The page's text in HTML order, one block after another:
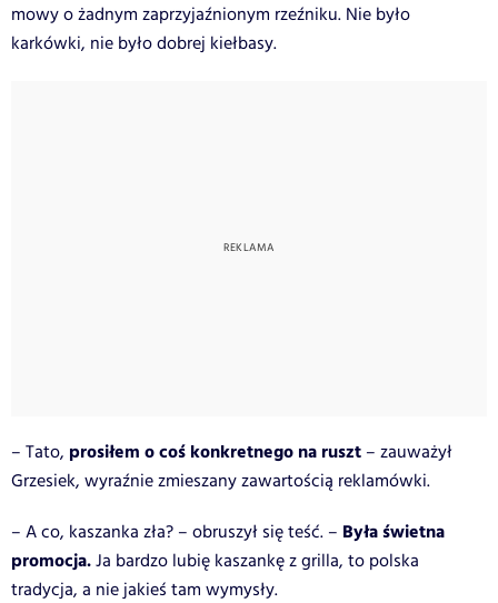
mowy o żadnym zaprzyjaźnionym rzeźniku. Nie było
karkówki, nie było dobrej kiełbasy.
– Tato, prosiłem o coś konkretnego na ruszt – zauważył
Grzesiek, wyraźnie zmieszany zawartością reklamówki.
– A co, kaszanka zła? – obruszył się teść. – Była świetna
promocja.Ja bardzo lubię kaszankę z grilla, to polska
tradycja, a nie jakieś tam wymysły.